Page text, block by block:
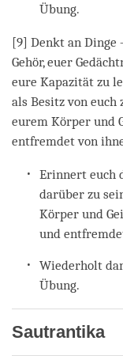
Übung.
[9] Denkt an Dinge
Gehör, euer
eure Kapazität zu
als Besitz von euch
eurem Körper und
entfremdet von
Erinnert euch
darüber zu
Körper und
und
Wiederholt
Übung.
Sautrantika